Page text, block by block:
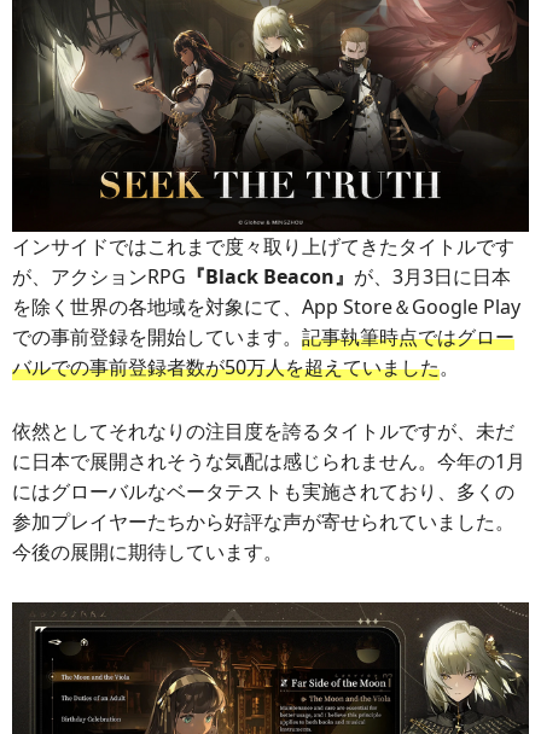
インサイドではこれまで度々取り上げてきたタイトルです
が、アクションRPG 『Black Beacon』 が、3月3日に日本
を除く世界の各地域を対象にて、App Store＆Google Play
での事前登録を開始しています。 記事執筆時点ではグロー
バルでの事前登録者数が50万人を超えていました。
依然としてそれなりの注目度を誇るタイトルですが、未だ
に日本で展開されそうな気配は感じられません。今年の1月
にはグローバルなベータテストも実施されており、多くの
参加プレイヤーたちから好評な声が寄せられていました。
今後の展開に期待しています。